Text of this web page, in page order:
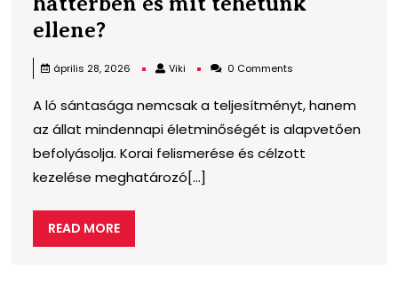
ellene?A
mi
állhat
a
háttérben
és
mit
április 28, 2026 Viki Viki 0 Comments
A ló sántasága nemcsak a teljesítményt, hanem
az állat mindennapi életminőségét is alapvetően
befolyásolja. Korai felismerése és célzott
kezelése meghatározó[...]
READ MOREREAD
MORE